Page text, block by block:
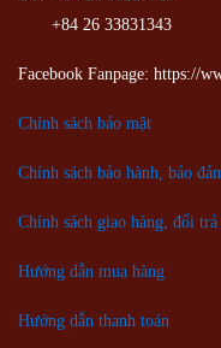
+84 26 33831343
Facebook Fanpage: https://
Chính sách bảo mật
Chính sách bảo hành, bảo
Chính sách giao hàng, đổi trả
Hướng dẫn mua hàng
Hướng dẫn thanh toán